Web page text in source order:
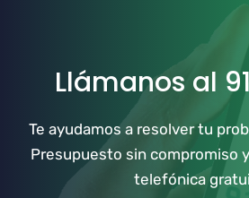
Llámanos al
Te ayudamos a resolver tu
Presupuesto sin compromiso
telefónica